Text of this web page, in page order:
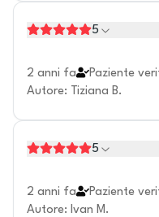
5
2 anni fa
Paziente
Autore: Tiziana B.
5
2 anni fa
Paziente
Autore: Ivan M.